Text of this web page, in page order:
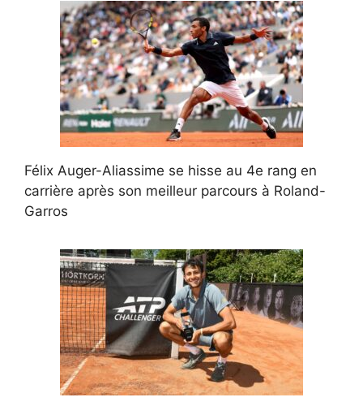
Félix Auger-Aliassime se hisse au 4e rang en
carrière après son meilleur parcours à Roland-
Garros